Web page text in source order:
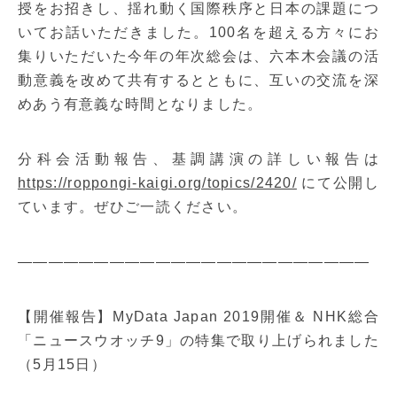
授をお招きし、揺れ動く国際秩序と日本の課題につ
いてお話いただきました。100名を超える方々にお
集りいただいた今年の年次総会は、六本木会議の活
動意義を改めて共有するとともに、互いの交流を深
めあう有意義な時間となりました。
分科会活動報告、基調講演の詳しい報告は
https://roppongi-kaigi.org/topics/2420/にて公開し
ています。ぜひご一読ください。
———————————————————————
【開催報告】MyData Japan 2019開催＆ NHK総合
「ニュースウオッチ9」の特集で取り上げられました
（5月15日）